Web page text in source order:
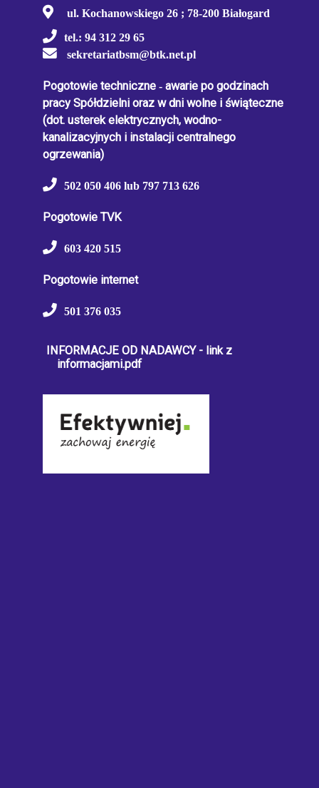
ul. Kochanowskiego 26 ; 78-200 Białogard
tel.: 94 312 29 65
sekretariatbsm@btk.net.pl
Pogotowie techniczne - awarie po godzinach
pracy Spółdzielni oraz w dni wolne i świąteczne
(dot. usterek elektrycznych, wodno-
kanalizacyjnych i instalacji centralnego
ogrzewania)
502 050 406 lub 797 713 626
Pogotowie TVK
603 420 515
Pogotowie internet
501 376 035
INFORMACJE OD NADAWCY - link z
informacjami.pdf